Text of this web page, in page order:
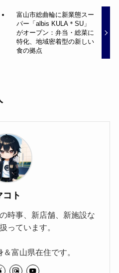
富山市総曲輪に新業態スー
パー「albis KULA＊SU」
がオープン：弁当・総菜に
特化、地域密着型の新しい
食の拠点
コト
時事、新店舗、新施設な
っています。
富山県在住です。